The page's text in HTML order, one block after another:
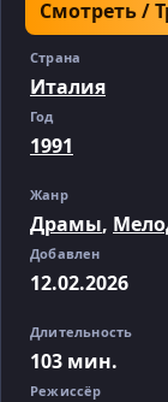
Смотреть /
Страна
Италия
Год
1991
Жанр
Драмы,
Добавлен
12.02.2026
Длительность
103 мин.
Режиссёр